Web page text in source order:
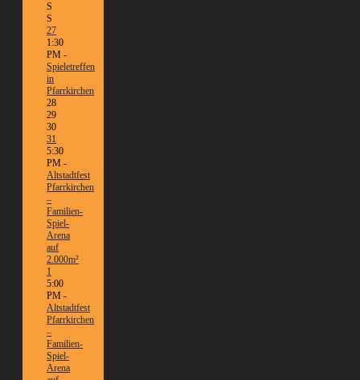
S
S
27
1:30
PM -
Spieletreffen
in
Pfarrkirchen
28
29
30
31
5:30
PM -
Altstadtfest
Pfarrkirchen
–
Familien-
Spiel-
Arena
auf
2.000m²
1
5:00
PM -
Altstadtfest
Pfarrkirchen
–
Familien-
Spiel-
Arena